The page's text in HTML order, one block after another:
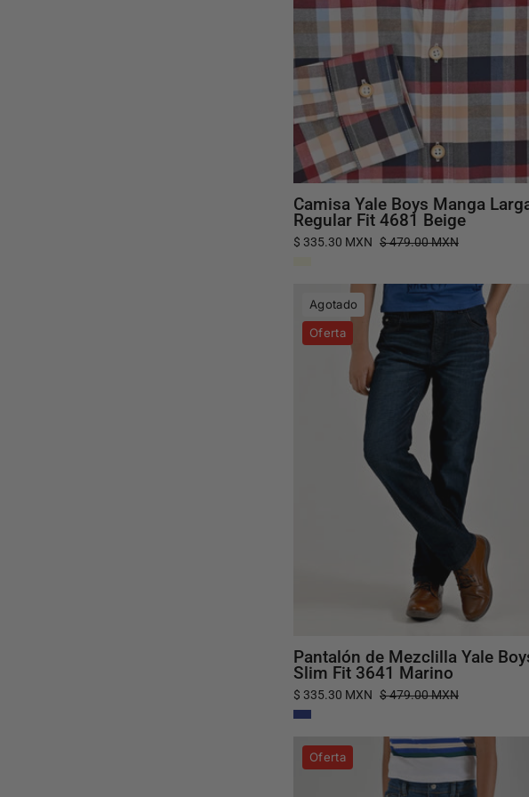
Beige
Camisa Yale Boys Manga
Regular Fit 4681 Beige
$ 335.30 MXN $ 479.00 MXN
Pantalón
de
Yale
Boys
Fit
Marino
Agotado
Oferta
Pantalón de Mezclilla Yale
Slim Fit 3641 Marino
$ 335.30 MXN $ 479.00 MXN
Pantalón
Mezclilla
Oferta